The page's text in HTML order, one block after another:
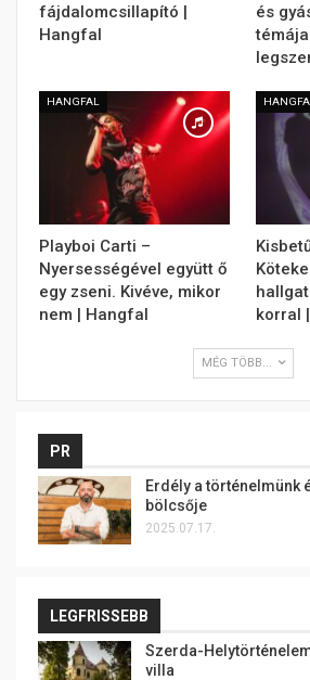
fájdalomcsillapító |
Hangfal
és
HANGFAL
Playboi Carti –
Nyersességével együtt ő
egy zseni. Kivéve, mikor
nem | Hangfal
korral
MÉG TÖBB...
PR
Erdély a történelmünk
bölcsője
2025.07.17.
LEGFRISSEBB
Szerda-
villa